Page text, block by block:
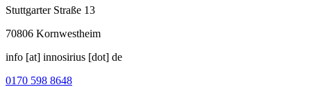
Stuttgarter Straße 13
70806 Kornwestheim
info [at] innosirius [dot] de
0170 598 8648